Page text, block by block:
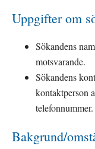
Uppgifter om
Sökandens
motsvarande.
Sökandens
kontaktperson
telefonnummer.
Bakgrund/